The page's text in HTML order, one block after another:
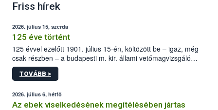
Friss hírek
2026. július 15, szerda
125 éve történt
125 évvel ezelőtt 1901. július 15-én, költözött be – igaz, még
csak részben – a budapesti m. kir. állami vetőmagvizsgáló
állomás a Kis Rókus utca 15. szám alatti, Czigler Győző által
tervezett új épületébe.
TOVÁBB >
2026. július 6, hétfő
Az ebek viselkedésének megítélésében jártas